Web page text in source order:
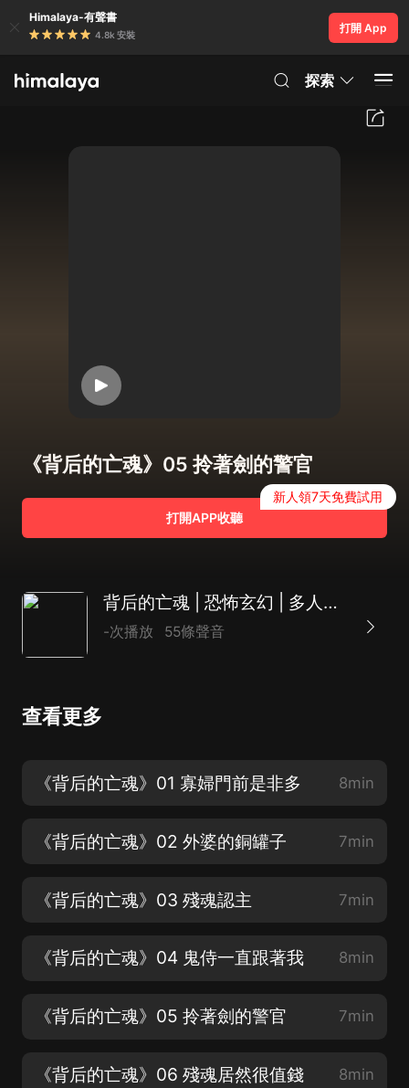
Himalaya-有聲書
4.8k 安裝
打開 App
探索
《背后的亡魂》05 拎著劍的警官
打開APP收聽
新人領7天免費試用
背后的亡魂 | 恐怖玄幻 | 多人演播
-次播放 55條聲音
查看更多
《背后的亡魂》01 寡婦門前是非多 8min
《背后的亡魂》02 外婆的銅罐子 7min
《背后的亡魂》03 殘魂認主 7min
《背后的亡魂》04 鬼侍一直跟著我 8min
《背后的亡魂》05 拎著劍的警官 7min
《背后的亡魂》06 殘魂居然很值錢 8min